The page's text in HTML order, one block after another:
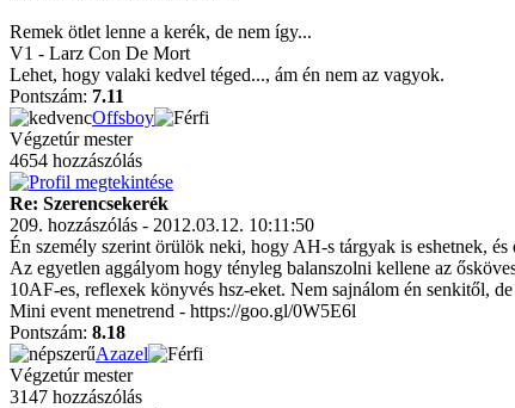
Remek ötlet lenne a kerék, de nem így...
V1 - Larz Con De Mort
Lehet, hogy valaki kedvel téged..., ám én nem az vagyok.
Pontszám: 7.11
Offsboy
Végzetúr mester
4654 hozzászólás
Re: Szerencsekerék
209. hozzászólás - 2012.03.12. 10:11:50
Én személy szerint örülök neki, hogy AH-s tárgyak is eshetnek,
Az egyetlen aggályom hogy tényleg balanszolni kellene az
10AF-es, reflexek könyvés hsz-eket. Nem sajnálom én senkitől,
Mini event menetrend - https://goo.gl/0W5E6l
Pontszám: 8.18
Azazel
Végzetúr mester
3147 hozzászólás